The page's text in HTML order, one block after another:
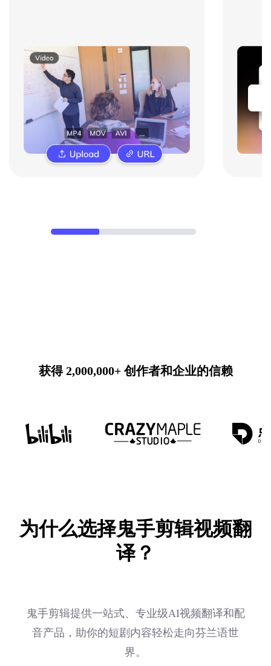
获得 2,000,000+ 创作者和企业的信赖
为什么选择鬼手剪辑视频翻
译？
鬼手剪辑提供一站式、专业级AI视频翻译和配
音产品，助你的短剧内容轻松走向芬兰语世
界。